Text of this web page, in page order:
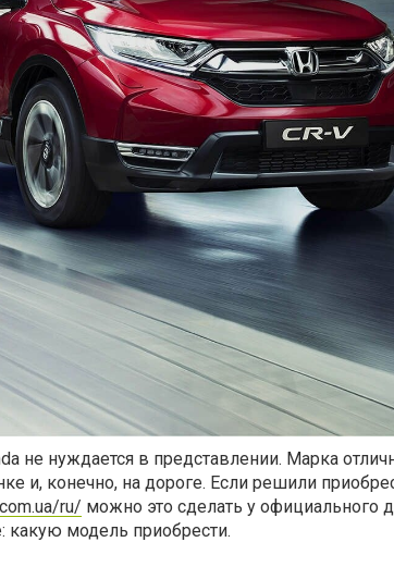
не нуждается в представлении. Марка
и, конечно, на дороге. Если решили
ru/ можно это сделать у официального
какую модель приобрести.